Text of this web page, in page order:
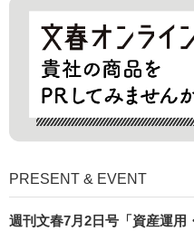
PRESENT & EVENT
週刊文春7月2日号「資産運用